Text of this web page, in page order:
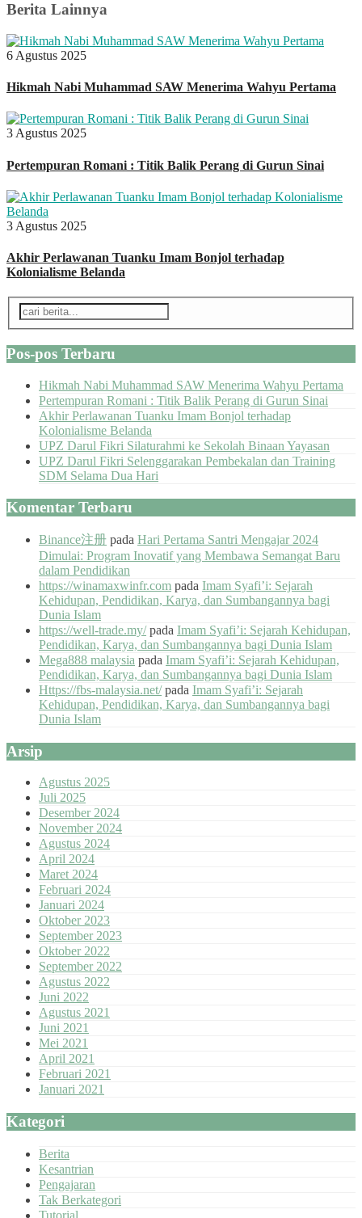
Berita Lainnya
6 Agustus 2025
Hikmah Nabi Muhammad SAW Menerima Wahyu Pertama
3 Agustus 2025
Pertempuran Romani : Titik Balik Perang di Gurun Sinai
3 Agustus 2025
Akhir Perlawanan Tuanku Imam Bonjol terhadap
Kolonialisme Belanda
Pos-pos Terbaru
Hikmah Nabi Muhammad SAW Menerima Wahyu Pertama
Pertempuran Romani : Titik Balik Perang di Gurun Sinai
Akhir Perlawanan Tuanku Imam Bonjol terhadap
Kolonialisme Belanda
UPZ Darul Fikri Silaturahmi ke Sekolah Binaan Yayasan
UPZ Darul Fikri Selenggarakan Pembekalan dan Training
SDM Selama Dua Hari
Komentar Terbaru
Binance注册 pada Hari Pertama Santri Mengajar 2024
Dimulai: Program Inovatif yang Membawa Semangat Baru
dalam Pendidikan
https://winamaxwinfr.com pada Imam Syafi’i: Sejarah
Kehidupan, Pendidikan, Karya, dan Sumbangannya bagi
Dunia Islam
https://well-trade.my/pada Imam Syafi’i: Sejarah Kehidupan,
Pendidikan, Karya, dan Sumbangannya bagi Dunia Islam
Mega888 malaysia pada Imam Syafi’i: Sejarah Kehidupan,
Pendidikan, Karya, dan Sumbangannya bagi Dunia Islam
Https://fbs-malaysia.net/pada Imam Syafi’i: Sejarah
Kehidupan, Pendidikan, Karya, dan Sumbangannya bagi
Dunia Islam
Arsip
Agustus 2025
Juli 2025
Desember 2024
November 2024
Agustus 2024
April 2024
Maret 2024
Februari 2024
Januari 2024
Oktober 2023
September 2023
Oktober 2022
September 2022
Agustus 2022
Juni 2022
Agustus 2021
Juni 2021
Mei 2021
April 2021
Februari 2021
Januari 2021
Kategori
Berita
Kesantrian
Pengajaran
Tak Berkategori
Tutorial